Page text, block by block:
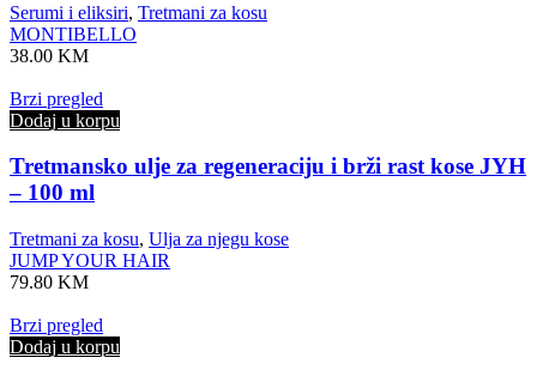
Serumi i eliksiri, Tretmani za kosu
MONTIBELLO
38.00 KM
Brzi pregled
Dodaj u korpu
Tretmansko ulje za regeneraciju i brži rast kose JYH
– 100 ml
Tretmani za kosu, Ulja za njegu kose
JUMP YOUR HAIR
79.80 KM
Brzi pregled
Dodaj u korpu